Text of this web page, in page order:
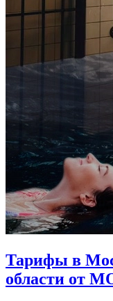
Тарифы в
области от